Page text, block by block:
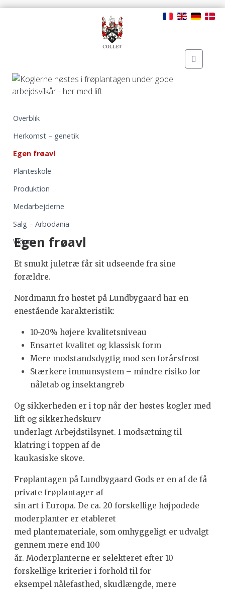
Overblik
Herkomst – genetik
Egen frøavl
Planteskole
Produktion
Medarbejderne
Salg – Arbodania
Video
Egen frøavl
Et smukt juletræ får sit udseende fra sine
forældre.
Nordmann frø høstet på Lundbygaard har en
enestående karakteristik:
10-20% højere kvalitetsniveau
Ensartet kvalitet og klassisk form
Mere modstandsdygtig mod sen forårsfrost
Stærkere immunsystem – mindre risiko for
nåletab og insektangreb
Og sikkerheden er i top når der høstes kogler med
lift og sikkerhedskurv
underlagt Arbejdstilsynet. I modsætning til
klatring i toppen af de
kaukasiske skove.
Frøplantagen på Lundbygaard Gods er en af de få
private frøplantager af
sin art i Europa. De ca. 20 forskellige højpodede
moderplanter er eta­bleret
med plante­materiale, som omhyggeligt er udvalgt
gennem mere end 100
år. Moderplanterne er selekteret efter 10
forskellige kriterier i forhold til for
eksempel nålefasthed, skudlængde, mere